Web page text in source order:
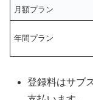
月額プラン
年間プラン
登録料はサブ